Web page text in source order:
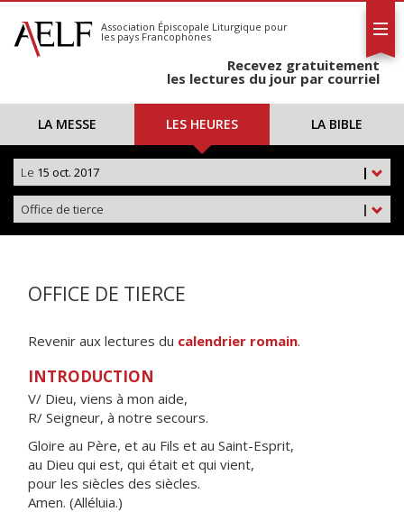
S'abonner
Calendrier
Association Épiscopale Liturgique pour
les pays Francophones
Recevez gratuitement
les lectures du jour par courriel
LA MESSE LES HEURES LA BIBLE
|
Le 15 oct. 2017
|
Office de tierce
OFFICE DE TIERCE
Revenir aux lectures du calendrier romain.
INTRODUCTION
V/ Dieu, viens à mon aide,
R/ Seigneur, à notre secours.
Gloire au Père, et au Fils et au Saint-Esprit,
au Dieu qui est, qui était et qui vient,
pour les siècles des siècles.
Amen. (Alléluia.)